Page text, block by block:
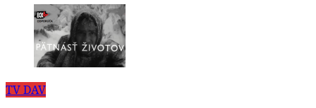
TV DAV